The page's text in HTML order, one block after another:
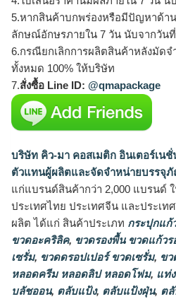
5.หากสินค้าบกพร่องหรือมีปัญหาด้า
ลักษณ์อักษรภายใน 7 วัน นับจากวัน
6.กรณียกเลิกการผลิตสินค้าหลังมัด
ทั้งหมด 100% ให้บริษัท
7.สั่งซื้อ Line ID: @qmapackage
บริษัท คิว-มา คอสเมติก อินเตอร์เน
ตัวแทนผู้ผลิตและจัดจำหน่ายบรรจุ
แก่แบรนด์สินค้ากว่า 2,000 แบรนด์ ใ
ประเทศไทย ประเทศจีน และประเท
ผลิต ได้แก่ สินค้าประเภท กระปุกแก้
ขวดอะคริลิค, ขวดรองพื้น ขวดแก้วร
เซรั่ม, ขวดดรอปเปอร์ ขวดเซรั่ม, ขว
หลอดครีม หลอดลิป หลอดโฟม, แท่
บลัชออน, ตลับแป้ง, ตลับแป้งฝุ่น, ต